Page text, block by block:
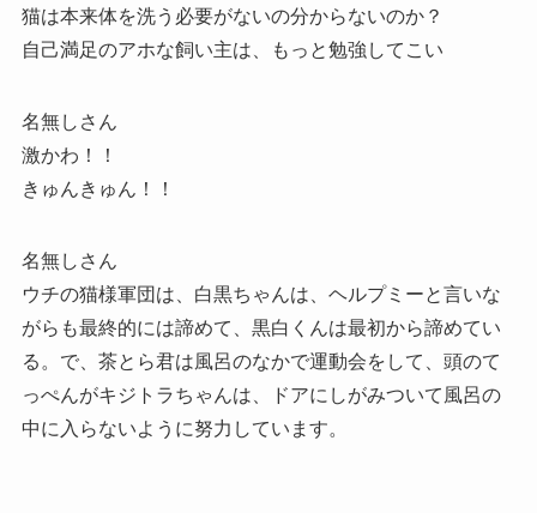
猫は本来体を洗う必要がないの分からないのか？
自己満足のアホな飼い主は、もっと勉強してこい
名無しさん
激かわ！！
きゅんきゅん！！
名無しさん
ウチの猫様軍団は、白黒ちゃんは、ヘルプミーと言いな
がらも最終的には諦めて、黒白くんは最初から諦めてい
る。で、茶とら君は風呂のなかで運動会をして、頭のて
っぺんがキジトラちゃんは、ドアにしがみついて風呂の
中に入らないように努力しています。